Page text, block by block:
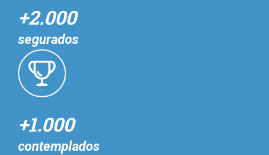
+2.000
segurados
+1.000
contemplados